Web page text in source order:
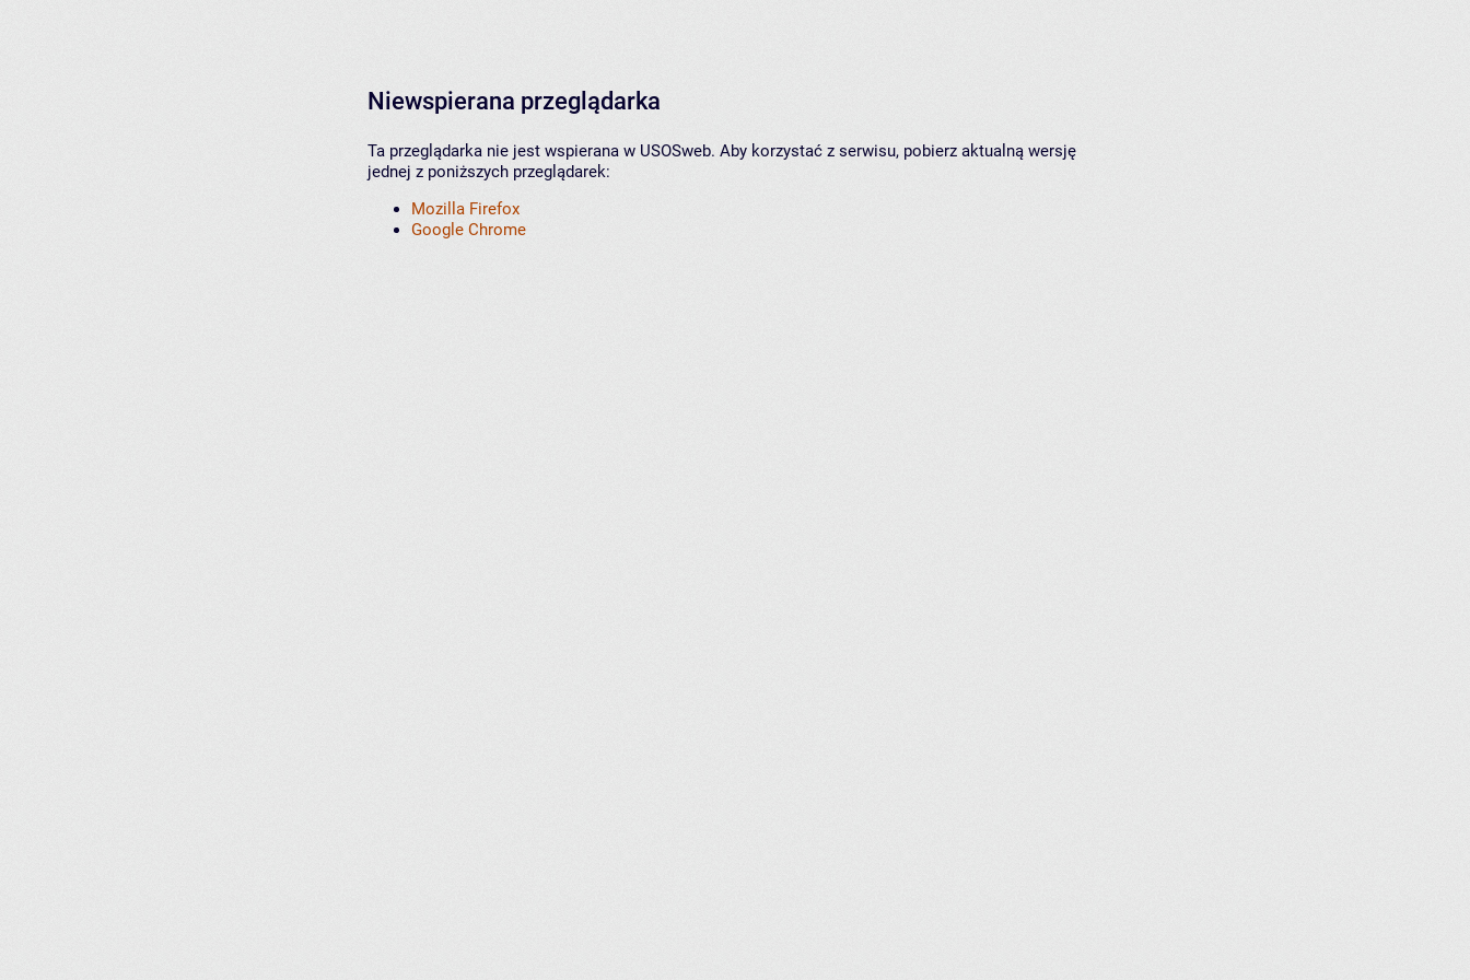
Niewspierana przeglądarka
Ta przeglądarka nie jest wspierana w USOSweb. Aby korzystać z serwisu, pobierz aktualną wersję
jednej z poniższych przeglądarek:
Mozilla Firefox
Google Chrome